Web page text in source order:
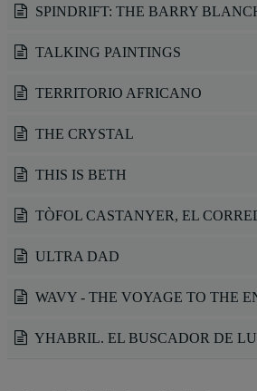
SPINDRIFT: THE BARRY
TALKING PAINTINGS
TERRITORIO AFRICANO
THE CRYSTAL
THIS IS BETH
TÒFOL CASTANYER, EL
ULTRA DAD
WAVY - THE VOYAGE TO THE
YHABRIL. EL BUSCADOR DE